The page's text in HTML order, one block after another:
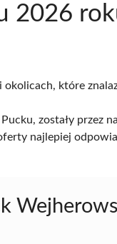
2026
które
zostały przez
najlepiej